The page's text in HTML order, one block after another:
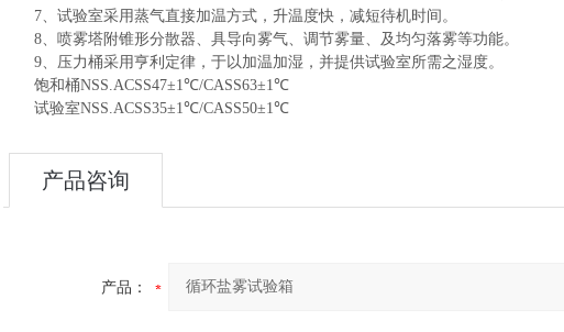
7、试验室采用蒸气直接加温方式，升温度快，减短待机时间。
8、喷雾塔附锥形分散器、具导向雾气、调节雾量、及均匀落雾等功能。
9、压力桶采用亨利定律，于以加温加湿，并提供试验室所需之湿度。
饱和桶NSS.ACSS47±1℃/CASS63±1℃
试验室NSS.ACSS35±1℃/CASS50±1℃
产品咨询
产品：